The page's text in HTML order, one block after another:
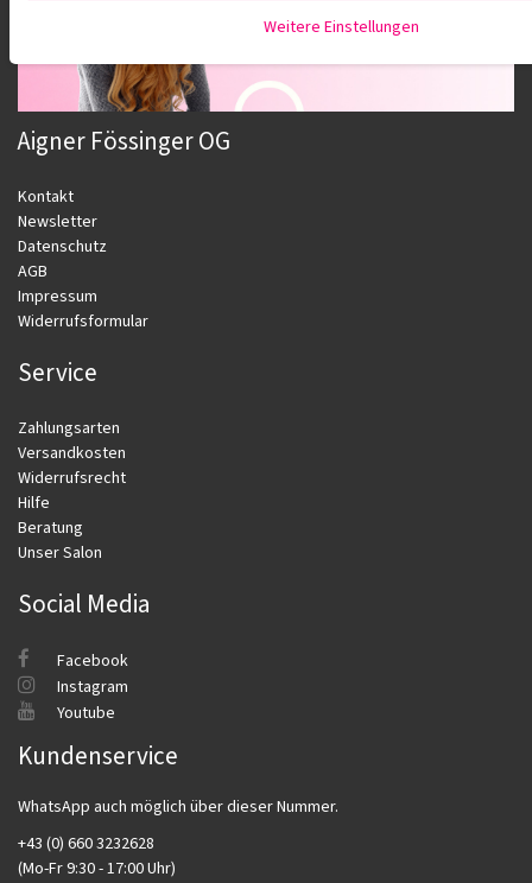
Aigner Fössinger OG
Kontakt
Newsletter
Datenschutz
AGB
Impressum
Widerrufsformular
Service
Zahlungsarten
Versandkosten
Widerrufsrecht
Hilfe
Beratung
Unser Salon
Social Media
Facebook
Instagram
Youtube
Kundenservice
WhatsApp auch möglich über dieser Nummer.
+43 (0) 660 3232628
(Mo-Fr 9:30 - 17:00 Uhr)
Weitere Einstellungen